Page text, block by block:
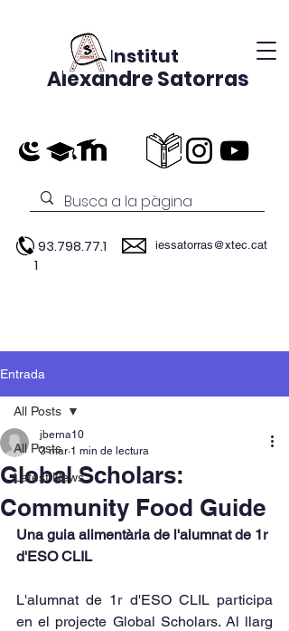
Institut
Alexandre Satorras
93.798.77.1
1
iessatorras@xtec.cat
Entrada
All Posts
Latest News
All Posts
Global Scholars:
Community Food Guide
jberna10
3 mar 1 min de lectura
Una guia alimentària de l'alumnat de 1r
d'ESO CLIL
L'alumnat de 1r d'ESO CLIL participa
en el projecte Global Scholars. Al llarg